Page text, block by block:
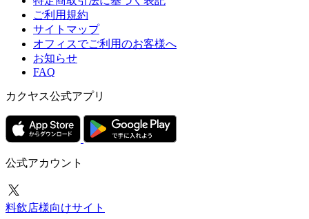
ご利用規約
サイトマップ
オフィスでご利用のお客様へ
お知らせ
FAQ
カクヤス公式アプリ
公式アカウント
料飲店様向けサイト